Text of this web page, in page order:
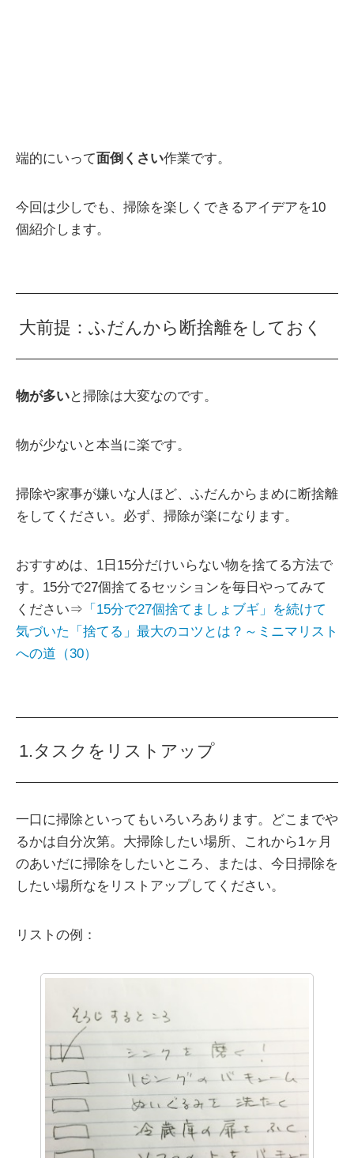
端的にいって面倒くさい作業です。
今回は少しでも、掃除を楽しくできるアイデアを10
個紹介します。
大前提：ふだんから断捨離をしておく
物が多いと掃除は大変なのです。
物が少ないと本当に楽です。
掃除や家事が嫌いな人ほど、ふだんからまめに断捨離
をしてください。必ず、掃除が楽になります。
おすすめは、1日15分だけいらない物を捨てる方法で
す。15分で27個捨てるセッションを毎日やってみて
ください⇒ 「15分で27個捨てましょブギ」を続けて
気づいた「捨てる」最大のコツとは？～ミニマリスト
への道（30）
1.タスクをリストアップ
一口に掃除といってもいろいろあります。どこまでや
るかは自分次第。大掃除したい場所、これから1ヶ月
のあいだに掃除をしたいところ、または、今日掃除を
したい場所なをリストアップしてください。
リストの例：